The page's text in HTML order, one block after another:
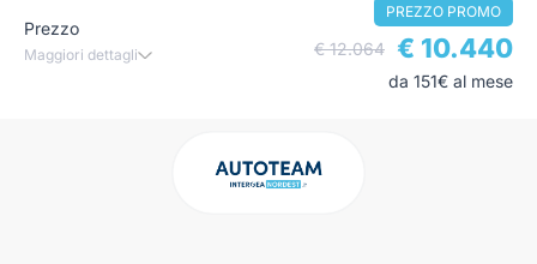
Prezzo
Maggiori dettagli
PREZZO PROMO
€ 12.064 € 10.440
da 151€ al mese